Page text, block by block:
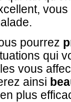
pourrez
qui
vous
ainsi
plus